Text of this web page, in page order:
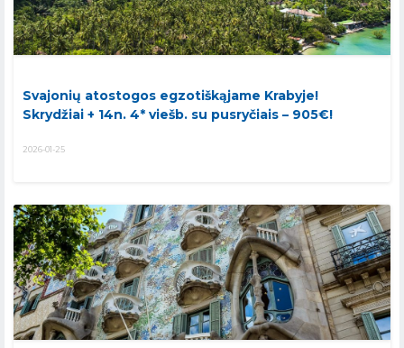
Svajonių atostogos egzotiškąjame Krabyje!
Skrydžiai + 14n. 4* viešb. su pusryčiais – 905€!
2026-01-25